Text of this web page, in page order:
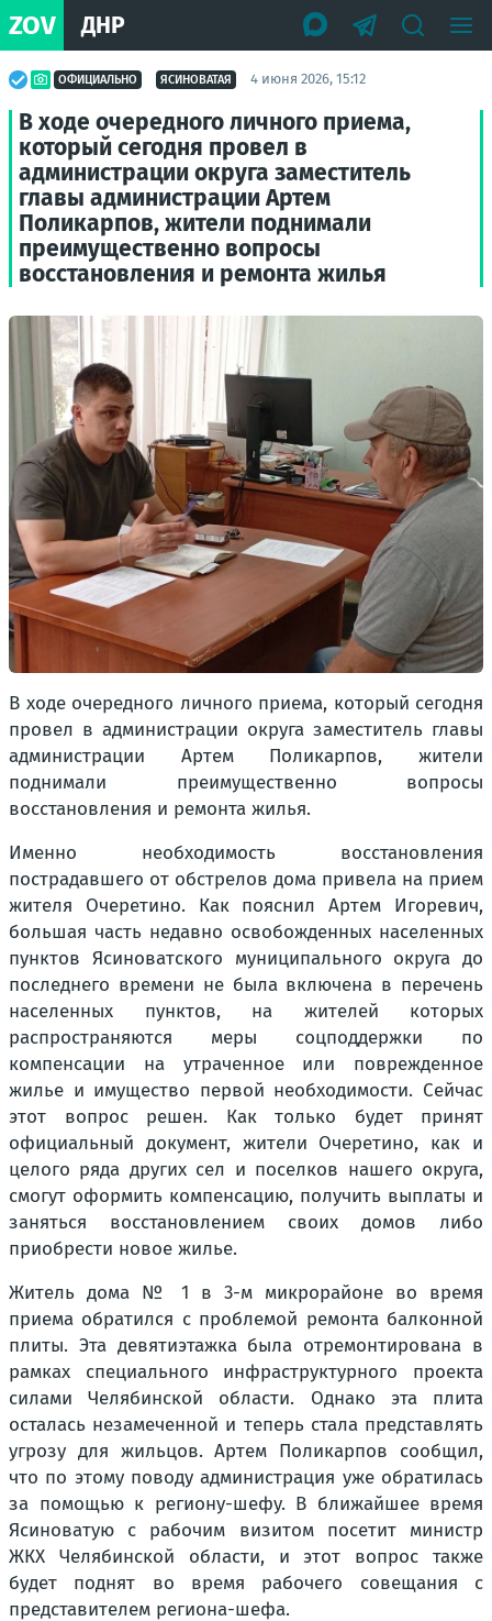
ZOV ДНР
ОФИЦИАЛЬНО ЯСИНОВАТАЯ 4 июня 2026, 15:12
В ходе очередного личного приема,
который сегодня провел в
администрации округа заместитель
главы администрации Артем
Поликарпов, жители поднимали
преимущественно вопросы
восстановления и ремонта жилья
В ходе очередного личного приема, который сегодня
провел в администрации округа заместитель главы
администрации Артем Поликарпов, жители
поднимали преимущественно вопросы
восстановления и ремонта жилья.
Именно необходимость восстановления
пострадавшего от обстрелов дома привела на прием
жителя Очеретино. Как пояснил Артем Игоревич,
большая часть недавно освобожденных населенных
пунктов Ясиноватского муниципального округа до
последнего времени не была включена в перечень
населенных пунктов, на жителей которых
распространяются меры соцподдержки по
компенсации на утраченное или поврежденное
жилье и имущество первой необходимости. Сейчас
этот вопрос решен. Как только будет принят
официальный документ, жители Очеретино, как и
целого ряда других сел и поселков нашего округа,
смогут оформить компенсацию, получить выплаты и
заняться восстановлением своих домов либо
приобрести новое жилье.
Житель дома № 1 в 3-м микрорайоне во время
приема обратился с проблемой ремонта балконной
плиты. Эта девятиэтажка была отремонтирована в
рамках специального инфраструктурного проекта
силами Челябинской области. Однако эта плита
осталась незамеченной и теперь стала представлять
угрозу для жильцов. Артем Поликарпов сообщил,
что по этому поводу администрация уже обратилась
за помощью к региону-шефу. В ближайшее время
Ясиноватую с рабочим визитом посетит министр
ЖКХ Челябинской области, и этот вопрос также
будет поднят во время рабочего совещания с
представителем региона-шефа.